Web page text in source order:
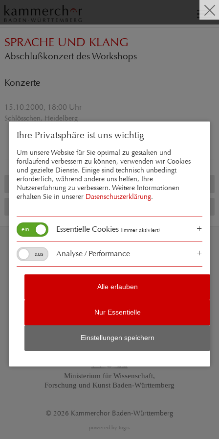
SPRACHE UND KLANG
Abschlußkonzert des Workshops
Konzerte
15.10.2000, 18:00 Uhr
Schlösschen, Heidelberg
BACH VOR BACH
Pressespiegel
Datenschutz
Suche
Kulturamt der Stadt
Ministerium für Wissenschaft,
Forschung und Kunst Baden-Württemberg
© 2026 Kammerchor Baden-Württemberg
powered bytogis
Ihre Privatsphäre ist uns wichtig
Um unsere Website für Sie optimal zu gestalten und
fortlaufend verbessern zu können, verwenden wir Cookies
und gezielte Dienste. Einige sind technisch unbedingt
erforderlich, während andere uns helfen, Ihre
Nutzererfahrung zu verbessern. Weitere Informationen
erhalten Sie in unserer Datenschutzerklärung.
Alle erlauben
Nur Essentielle
Einstellungen speichern
Essentielle Cookies (immer aktiviert)
Analyse / Performance